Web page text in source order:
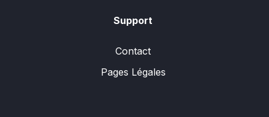
Support
Contact
Pages Légales